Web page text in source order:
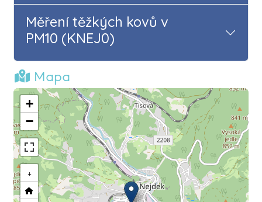
Měření těžkých kovů v
PM10 (KNEJ0)
Mapa
+
−
+